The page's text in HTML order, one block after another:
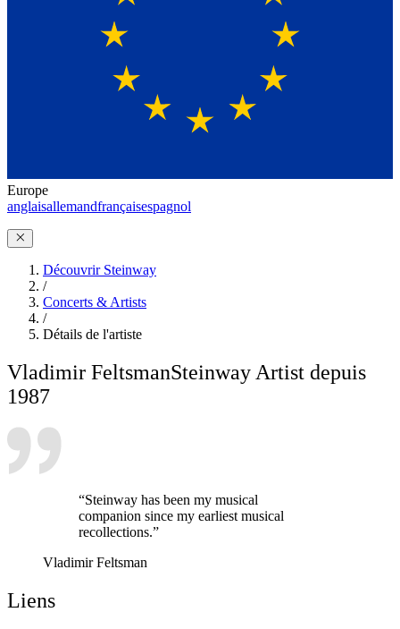
Europe
anglaisallemandfrançaisespagnol
Découvrir Steinway
/
Concerts & Artists
/
Détails de l'artiste
Vladimir FeltsmanSteinway Artist depuis
1987
“Steinway has been my musical
companion since my earliest musical
recollections.”
Vladimir Feltsman
Liens